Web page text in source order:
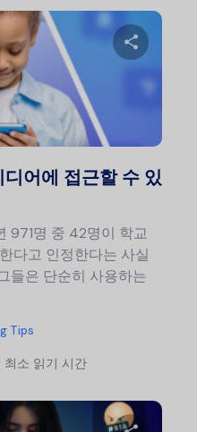
이 글
어에 접근할 수 있
971명 중 42명이 학교
다고 인정한다는 사실
들은 단순히 사용하는
Tips
최소 읽기 시간